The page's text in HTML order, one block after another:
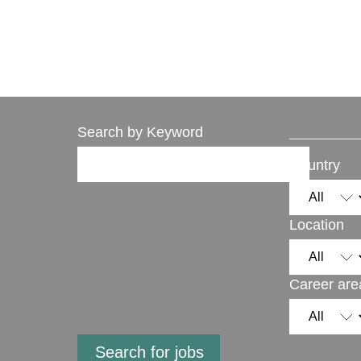
Search by Keyword
Country
Location
Career